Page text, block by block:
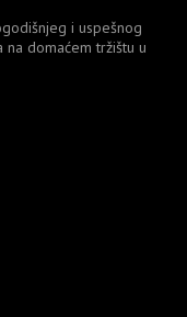
i uspešnog
domaćem tržištu u